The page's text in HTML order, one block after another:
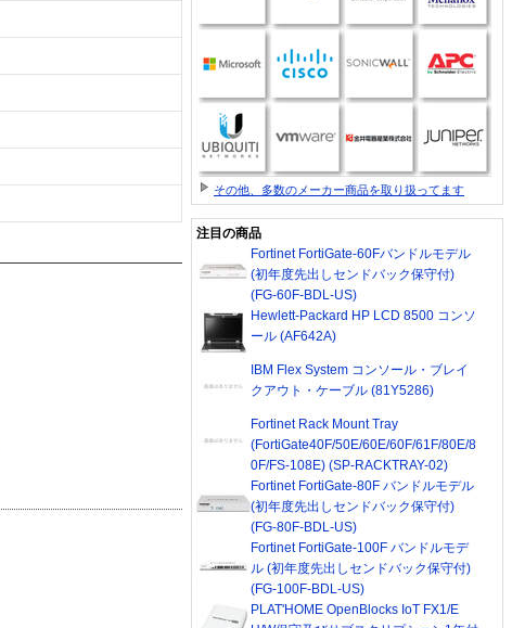
その他、多数のメーカー商品を取り扱ってます
注目の商品
Fortinet FortiGate-60Fバンドルモデル
(初年度先出しセンドバック保守付)
(FG-60F-BDL-US)
Hewlett-Packard HP LCD 8500 コンソ
ール (AF642A)
IBM Flex System コンソール・ブレイ
クアウト・ケーブル (81Y5286)
Fortinet Rack Mount Tray
(FortiGate40F/50E/60E/60F/61F/80E/8
0F/FS-108E) (SP-RACKTRAY-02)
Fortinet FortiGate-80F バンドルモデル
(初年度先出しセンドバック保守付)
(FG-80F-BDL-US)
Fortinet FortiGate-100F バンドルモデ
ル (初年度先出しセンドバック保守付)
(FG-100F-BDL-US)
PLAT'HOME OpenBlocks IoT FX1/E